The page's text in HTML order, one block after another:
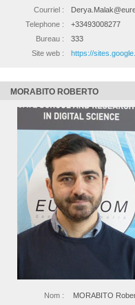
Courriel :
Telephone :
+33493008277
Bureau :
333
Site web :
https://
MORABITO ROBERTO
Nom :
MORABITO